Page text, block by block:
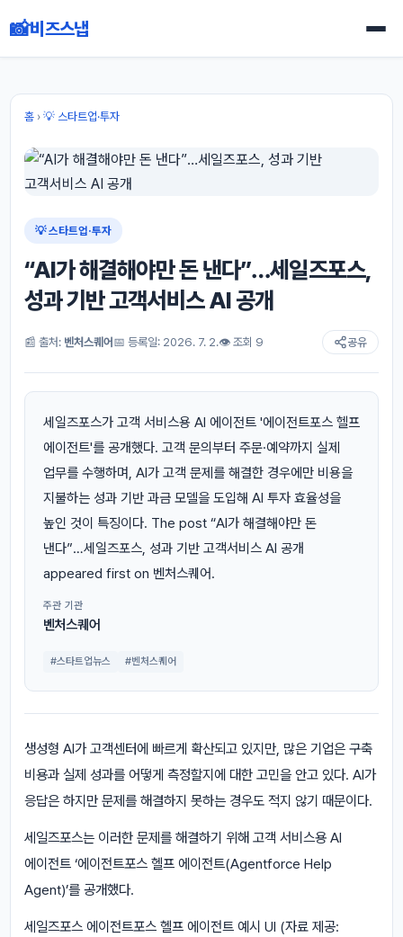
📸비즈스냅
홈› 💡 스타트업·투자
💡 스타트업·투자
“AI가 해결해야만 돈 낸다”…세일즈포스,
성과 기반 고객서비스 AI 공개
📰 출처: 벤처스퀘어📅 등록일: 2026. 7. 2.👁 조회 9 공유
세일즈포스가 고객 서비스용 AI 에이전트 '에이전트포스 헬프
에이전트'를 공개했다. 고객 문의부터 주문·예약까지 실제
업무를 수행하며, AI가 고객 문제를 해결한 경우에만 비용을
지불하는 성과 기반 과금 모델을 도입해 AI 투자 효율성을
높인 것이 특징이다. The post “AI가 해결해야만 돈
낸다”…세일즈포스, 성과 기반 고객서비스 AI 공개
appeared first on 벤처스퀘어.
주관 기관
벤처스퀘어
#스타트업뉴스 #벤처스퀘어
생성형 AI가 고객센터에 빠르게 확산되고 있지만, 많은 기업은 구축
비용과 실제 성과를 어떻게 측정할지에 대한 고민을 안고 있다. AI가
응답은 하지만 문제를 해결하지 못하는 경우도 적지 않기 때문이다.
세일즈포스는 이러한 문제를 해결하기 위해 고객 서비스용 AI
에이전트 ‘에이전트포스 헬프 에이전트(Agentforce Help
Agent)’를 공개했다.
세일즈포스 에이전트포스 헬프 에이전트 예시 UI (자료 제공: